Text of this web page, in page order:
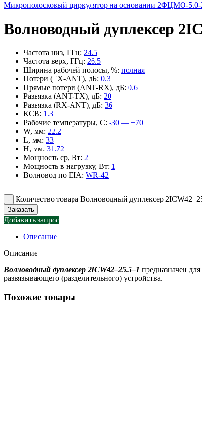
Микрополосковый циркулятор на основании 2ФЦМО-5.0-
Волноводный дуплексер
Частота низ, ГГц: 24.5
Частота верх, ГГц: 26.5
Ширина рабочей полосы, %: полная
Потери (TX-ANT), дБ: 0.3
Прямые потери (ANT-RX), дБ: 0.6
Развязка (ANT-TX), дБ: 20
Развязка (RX-ANT), дБ: 36
КСВ: 1.3
Рабочие температуры, С: -30 — +70
W, мм: 22.2
L, мм: 33
H, мм: 31.72
Мощность ср, Вт: 2
Мощность в нагрузку, Вт: 1
Волновод по EIA: WR-42
Количество товара Волноводный дуплексер
Заказать
Добавить запрос
Описание
Описание
Волноводный дуплексер 2ICW42–25.5–1 предназначен
развязывающего (разделительного) устройства.
Похожие товары